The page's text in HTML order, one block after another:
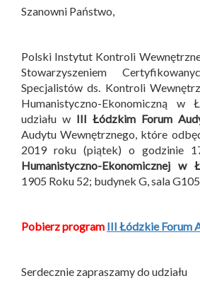
Szanowni Państwo,
Polski Instytut Kontroli
Stowarzyszeniem
Specjalistów ds. Kontroli
Humanistyczno-Ekonomiczną w
udziału w III Łódzkim Forum
Audytu Wewnętrznego, które
2019 roku (piątek) o godzinie
Humanistyczno-Ekonomicznej w
1905 Roku 52; budynek G, sala G105.
Pobierz program III Łódzkie Forum
Serdecznie zapraszamy do udziału